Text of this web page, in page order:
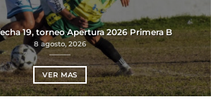
19, torneo Apertura 2026 Primera B
8 agosto, 2026
VER MAS